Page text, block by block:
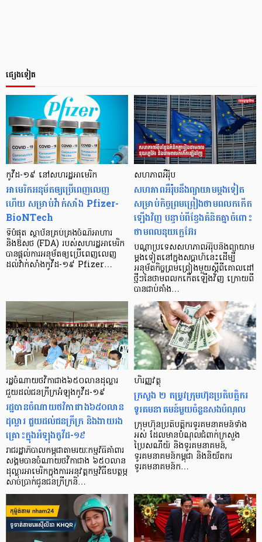
ផ្សេងទៀត
កូវីដ-១៩ នៅសហរដ្ឋ​អាមេរិក
អាមេរិក​​អនុម័ត​ឲ្យ​ប្រើ​​ពេញលេញ​
ហើយ សម្រាប់​វ៉ាក់សាំង Pfizer-
BioNTech
ទីបំផុត ស្ថាប័ន​​គ្រប់គ្រងចំណីអាហារ
និងឱសថ (FDA) របស់​សហរដ្ឋអាមេរិក​
បាន​ផ្ដល់​ការអនុម័ត​ឲ្យប្រើ​ពេញលេញ
ដល់​វ៉ាក់សាំងកូវីដ-១៩ Pfizer…
សហភាពអឺរ៉ុប
សហភាពអឺរ៉ុបនឹងព្យាយាមម្តងទៀត
សម្រាប់កិច្ចព្រមព្រៀងថាមពលកកើត
ឡើងវិញ បន្ទាប់ពីខ្វែងគំនិតគ្នាចំពោះ
ថាមពលនុយក្លេអ៊ែរ
បណ្តាប្រទេសសហភាពអឺរ៉ុបនឹងព្យាយាម
ម្តងទៀតនៅក្នុងសប្តាហ៍នេះដើម្បី
អនុម័តកិច្ចព្រមព្រៀងមួយស្តីពីគោលដៅ
ថ្មីៗនៃថាមពលកកើតឡើងវិញ ក្រោយពី
បានជាប់គាំង…
រដ្ឋចំណាយថវិកាជាង៦៥០លានដុល្លារ
ជួយដល់ជនក្រីក្រអំឡុងកូវីដ-១៩
រដ្ឋបានចំណាយថវិកាជាង៦៥០លាន
ដុល្លារ ជួយដល់ជនក្រីក្រ និងងាយរង
គ្រោះក្នុងអំឡុងកូវីដ-១៩
រាជរដ្ឋាភិបាលកម្ពុជាតាមរយៈកម្មវិធីគាំពារ
សង្គមបានចំណាយថវិកាជាង ៦៥០លាន
ដុល្លារអាមេរិកក្នុងការអនុវត្តកម្មវិធីឧបត្ថម្ភ
សាច់ប្រាក់ជូនជនក្រីក្រនិ…
ហិរញ្ញវត្ថុ
ក្រសួង ២ តម្រូវក្រុមហ៊ុនប្រតិបត្តិករ
ទូរគមនាគមន៍មួយចំនួនសងបំណុល
ក្រុមហ៊ុនប្រតិបត្តិករទូរគមនាគមន៍ទាំង
អស់ ដែលមានបំណុលជំពាក់ក្រសួង
ប្រៃសណីយ៍ និងទូរគមនាគមន៍,
ទូរគមនាគមន៍កម្ពុជា និងនិយ័តករ
ទូរគមនាគមន៍ក…